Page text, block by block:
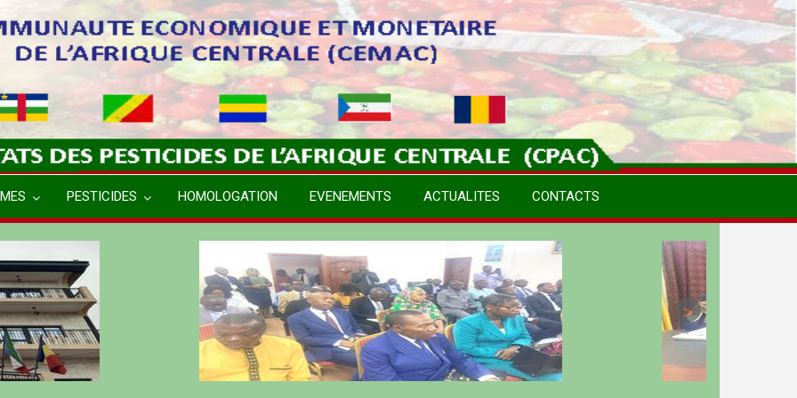
PESTICIDES HOMOLOGATION EVENEMENTS ACTUALITES CONTACTS